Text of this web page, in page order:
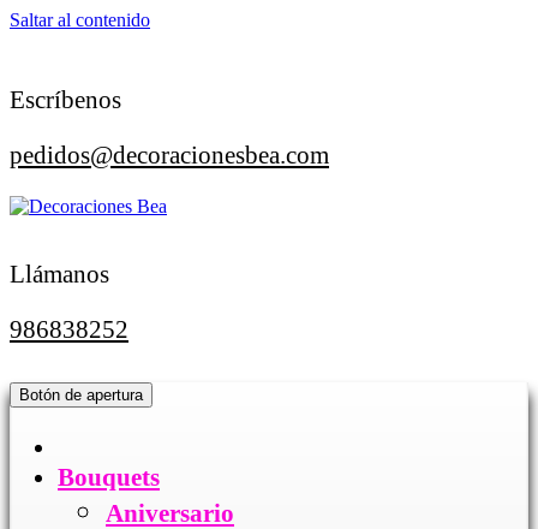
Saltar al contenido
Escríbenos
pedidos@decoracionesbea.com
Llámanos
986838252
Botón de apertura
Bouquets
Aniversario